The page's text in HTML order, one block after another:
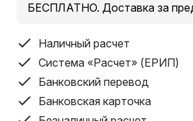
БЕСПЛАТНО. Доставка за
Наличный расчет
Система «Расчет» (ЕРИП)
Банковский перевод
Банковская карточка